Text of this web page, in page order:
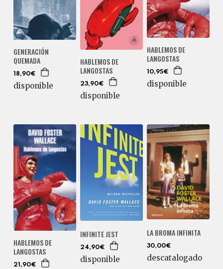
GENERACIÓN
QUEMADA
18,90€
disponible
HABLEMOS DE
LANGOSTAS
23,90€
disponible
HABLEMOS DE
LANGOSTAS
10,95€
disponible
HABLEMOS DE
LANGOSTAS
21,90€
INFINITE JEST
24,90€
disponible
LA BROMA INFINITA
30,00€
descatalogado